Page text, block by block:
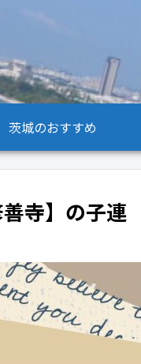
茨城のおすすめ
寺】の子連